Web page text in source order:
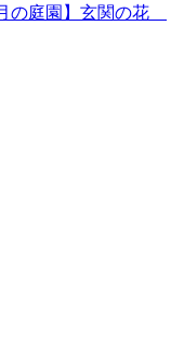
の庭園】玄関の花